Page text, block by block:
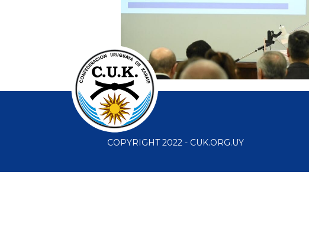
COPYRIGHT 2022 - CUK.ORG.UY